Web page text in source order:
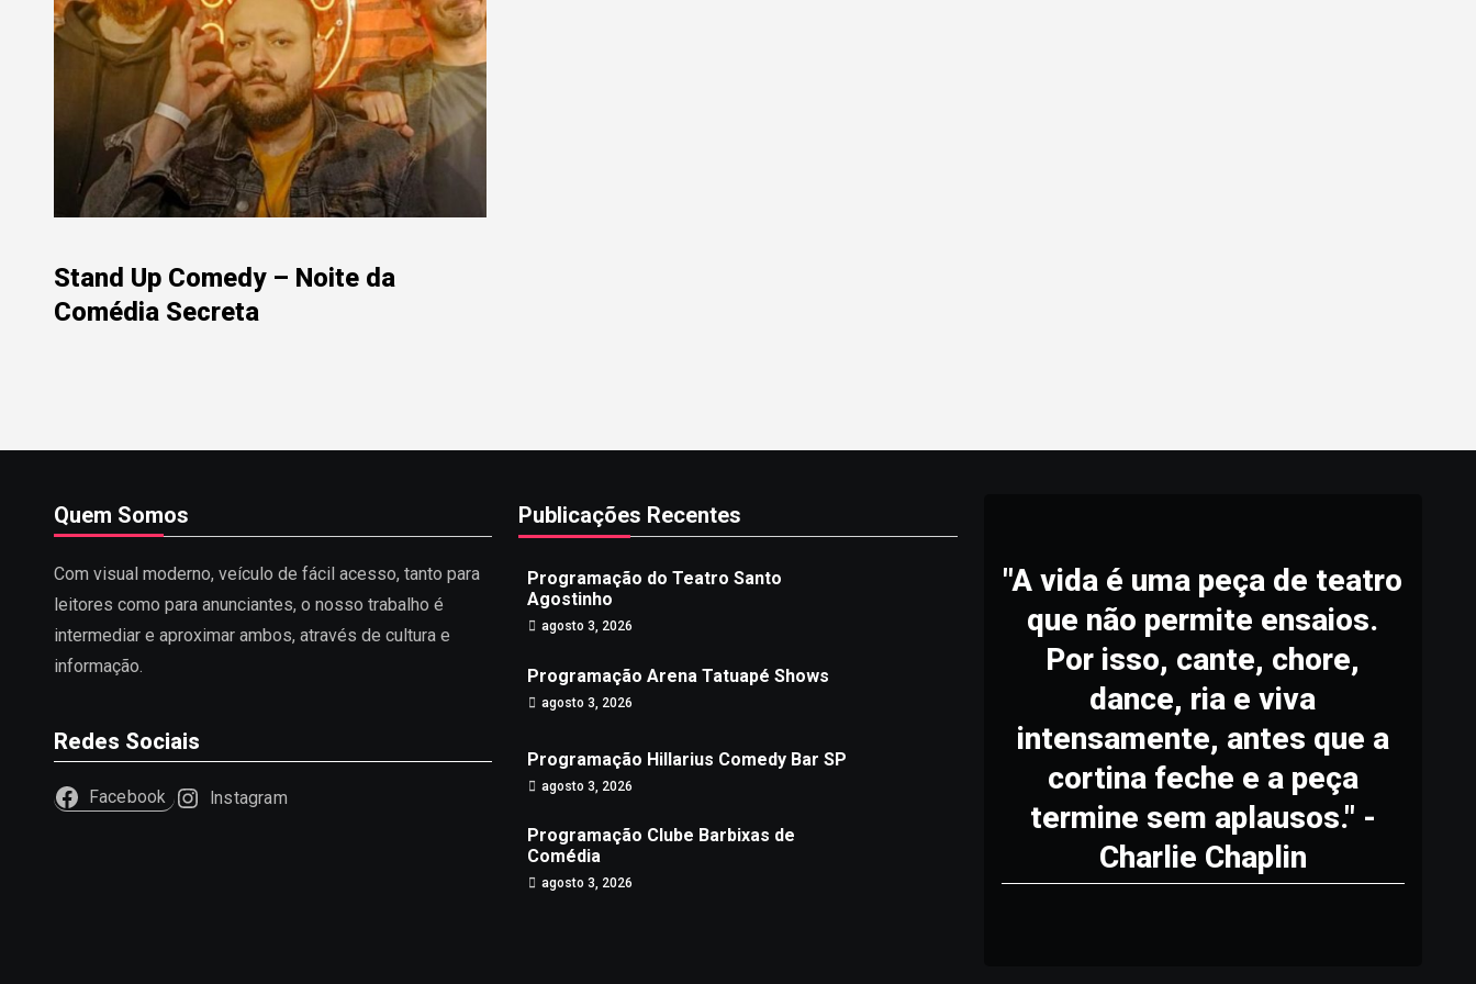
Stand Up Comedy – Noite da
Comédia Secreta
Quem Somos
Com visual moderno, veículo de fácil acesso, tanto para
leitores como para anunciantes, o nosso trabalho é
intermediar e aproximar ambos, através de cultura e
informação.
Redes Sociais
Facebook Instagram
Publicações Recentes
Programação do Teatro Santo
Agostinho
agosto 3, 2026
Programação Arena Tatuapé Shows
agosto 3, 2026
Programação Hillarius Comedy Bar SP
agosto 3, 2026
Programação Clube Barbixas de
Comédia
agosto 3, 2026
"A vida é uma peça de teatro
que não permite ensaios.
Por isso, cante, chore,
dance, ria e viva
intensamente, antes que a
cortina feche e a peça
termine sem aplausos." -
Charlie Chaplin